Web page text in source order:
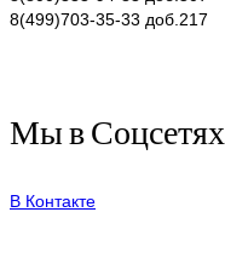
8(499)703-35-33 доб.217
Мы в Соцсетях
В Контакте